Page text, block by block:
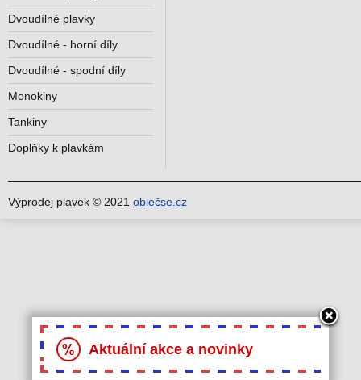
Dvoudílné plavky
Dvoudílné - horní díly
Dvoudílné - spodní díly
Monokiny
Tankiny
Doplňky k plavkám
Výprodej plavek © 2021 oblečse.cz
Aktuální akce a novinky